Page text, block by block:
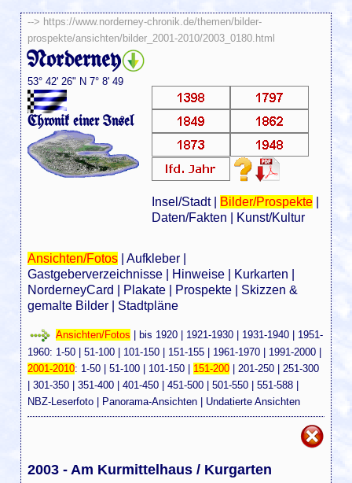
--> https://www.norderney-chronik.de/themen/bilder-
prospekte/ansichten/bilder_2001-2010/2003_0180.html
Norderney
53° 42' 26" N 7° 8' 49
Chronik einer Insel
Insel/Stadt| Bilder/Prospekte|
Daten/Fakten
Kunst/Kultur
Ansichten/Fotos |Aufkleber
Gastgeberverzeichnisse
Hinweise Kurkarten
NorderneyCard
Plakate Prospekte
Skizzen &
gemalte Bilder
Stadtpläne
Ansichten/Fotos bis 1920 1921-1930 1931-1940
1951-
1960: 1-50 |51-100 | 101-150 | 151-155 | 1961-1970 | 1991-2000 |
2001-2010: 1-50 |51-100 | 101-150 | 151-200 | 201-250 | 251-300
|301-350 |351-400 |401-450 |451-500 |501-550 |551-588 |
NBZ-Leserfoto | Panorama-Ansichten | Undatierte Ansichten
2003 - Am Kurmittelhaus / Kurgarten